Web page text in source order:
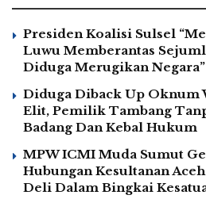
Presiden Koalisi Sulsel
Luwu Memberantas
Diduga Merugikan Negara”
Diduga Diback Up Oknum
Elit, Pemilik Tambang
Badang Dan Kebal Hukum
MPW ICMI Muda Sumut
Hubungan Kesultanan
Deli Dalam Bingkai